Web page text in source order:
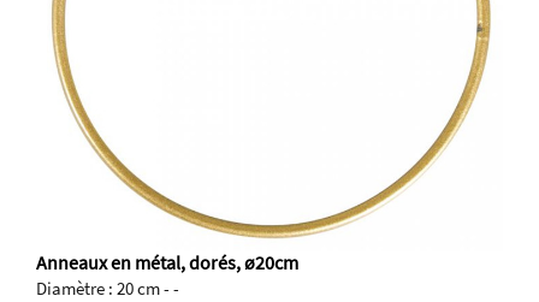
Anneaux en métal, dorés, ø20cm
Diamètre : 20 cm - -